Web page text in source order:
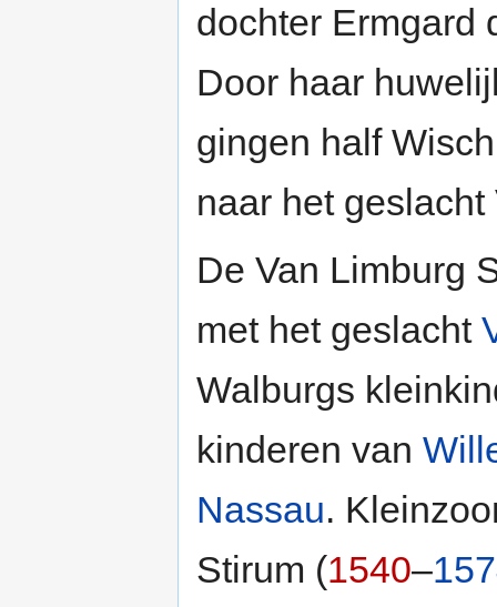
dochter Ermgard
Door haar
gingen half
naar het
De Van Limburg
met het geslacht
Walburgs
kinderen van
Nassau.
Stirum (1540–